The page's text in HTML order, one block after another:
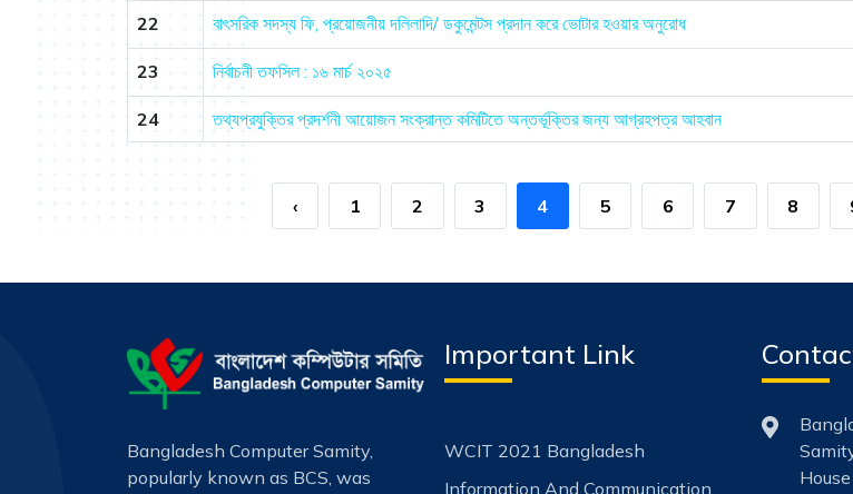
22 বাৎসরিক সদস্য ফি, প্রয়োজনীয় দলিলাদি/ ডকুমেন্টস প্রদান করে ভোটার হওয়ার অনুরোধ
23 নির্বাচনী তফসিল : ১৬ মার্চ ২০২৫
24 তথ্যপ্রযুক্তির প্রদর্শনী আয়োজন সংক্রান্ত কমিটিতে অন্তর্ভূক্তির জন্য আগ্রহপত্র আহবান
‹ 1 2 3 4 5 6 7 8
Bangladesh Computer Samity,
popularly known as BCS, was
Important Link
WCIT 2021 Bangladesh
Information And Communication